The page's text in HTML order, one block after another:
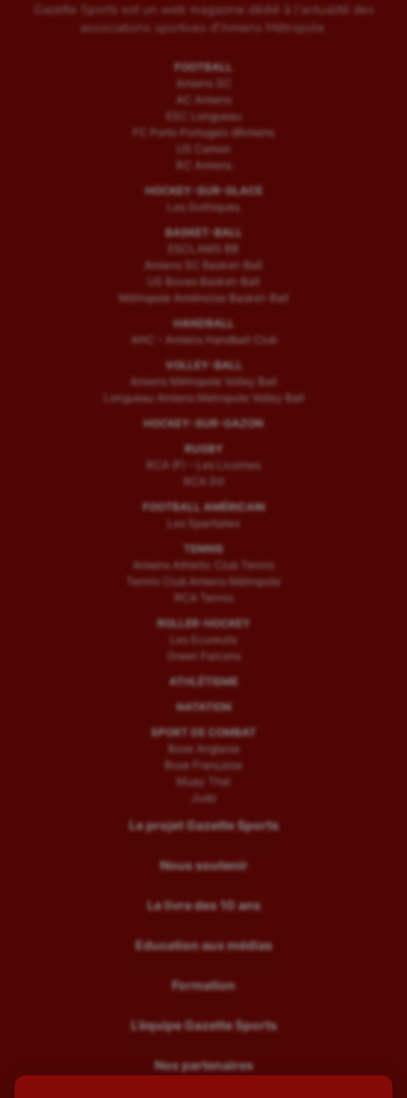
Gazette Sports est un web magazine dédié à l'actualité des
associations sportives d'Amiens Métropole.
FOOTBALL
Amiens SC
AC Amiens
ESC Longueau
FC Porto Portugais d’Amiens
US Camon
RC Amiens
HOCKEY-SUR-GLACE
Les Gothiques
BASKET-BALL
ESCLAMS BB
Amiens SC Basket-Ball
US Boves Basket-Ball
Métropole Amiénoise Basket-Ball
HANDBALL
AHC – Amiens Handball Club
VOLLEY-BALL
Amiens Métropole Volley Ball
Longueau Amiens Metropole Volley Ball
HOCKEY-SUR-GAZON
RUGBY
RCA (F) – Les Licornes
RCA (H)
FOOTBALL AMÉRICAIN
Les Spartiates
TENNIS
Amiens Athletic Club Tennis
Tennis Club Amiens Métropole
RCA Tennis
ROLLER-HOCKEY
Les Ecureuils
Green Falcons
ATHLÉTISME
NATATION
SPORT DE COMBAT
Boxe Anglaise
Boxe Française
Muay Thaï
Judo
Le projet Gazette Sports
Nous soutenir
Le livre des 10 ans
Education aux médias
Formation
L’équipe Gazette Sports
Nos partenaires